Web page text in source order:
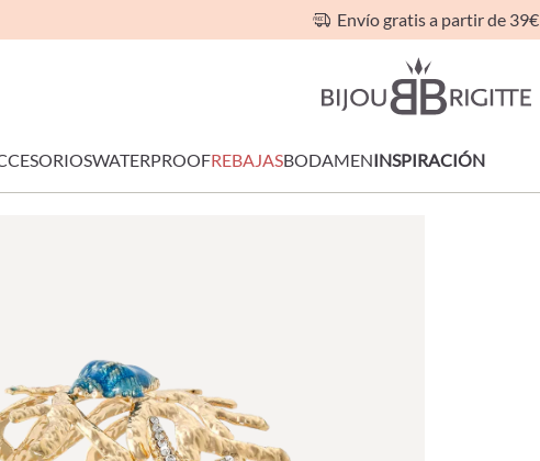
Envío gratis a partir de 39€
WATERPROOFREBAJASBODAMENINSPIRACIÓN